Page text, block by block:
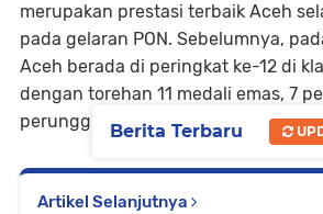
merupakan prestasi terbaik Aceh
pada gelaran PON. Sebelumnya,
Aceh berada di peringkat ke-12 di
dengan torehan 11 medali emas, 7
perunggu.
Artikel Selanjutnya
Berita Terbaru